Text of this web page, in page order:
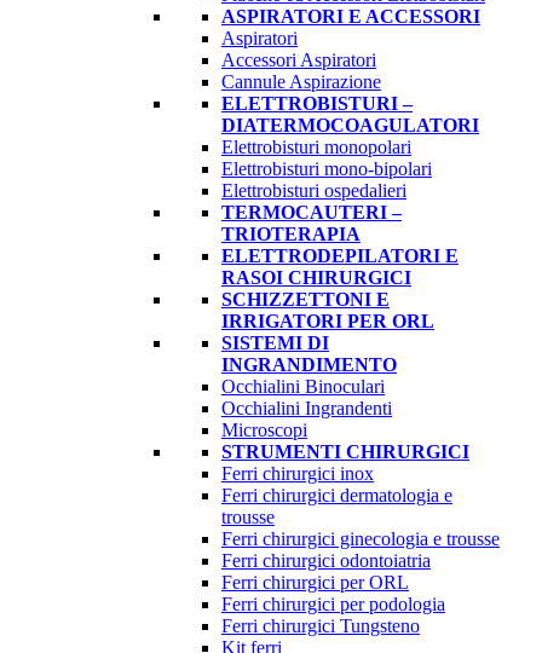
ASPIRATORI E ACCESSORI
Aspiratori
Accessori Aspiratori
Cannule Aspirazione
ELETTROBISTURI –
DIATERMOCOAGULATORI
Elettrobisturi monopolari
Elettrobisturi mono-bipolari
Elettrobisturi ospedalieri
TERMOCAUTERI –
TRIOTERAPIA
ELETTRODEPILATORI E
RASOI CHIRURGICI
SCHIZZETTONI E
IRRIGATORI PER ORL
SISTEMI DI
INGRANDIMENTO
Occhialini Binoculari
Occhialini Ingrandenti
Microscopi
STRUMENTI CHIRURGICI
Ferri chirurgici inox
Ferri chirurgici dermatologia e
trousse
Ferri chirurgici ginecologia e trousse
Ferri chirurgici odontoiatria
Ferri chirurgici per ORL
Ferri chirurgici per podologia
Ferri chirurgici Tungsteno
Kit ferri